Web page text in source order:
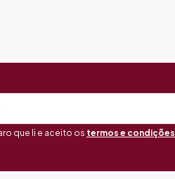
que li e aceito os termos e condições